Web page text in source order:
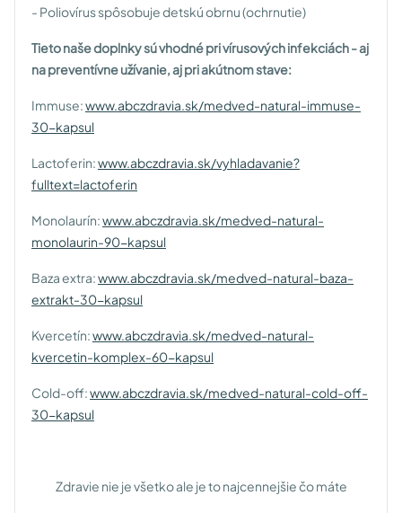
- Poliovírus spôsobuje detskú obrnu (ochrnutie)
Tieto naše doplnky sú vhodné pri vírusových infekciách - aj
na preventívne užívanie, aj pri akútnom stave:
Immuse:www.abczdravia.sk/medved-natural-immuse-
30-kapsul
Lactoferin:www.abczdravia.sk/vyhladavanie?
fulltext=lactoferin
Monolaurín:www.abczdravia.sk/medved-natural-
monolaurin-90-kapsul
Baza extra:www.abczdravia.sk/medved-natural-baza-
extrakt-30-kapsul
Kvercetín:www.abczdravia.sk/medved-natural-
kvercetin-komplex-60-kapsul
Cold-off:www.abczdravia.sk/medved-natural-cold-off-
30-kapsul
Zdravie nie je všetko ale je to najcennejšie čo máte